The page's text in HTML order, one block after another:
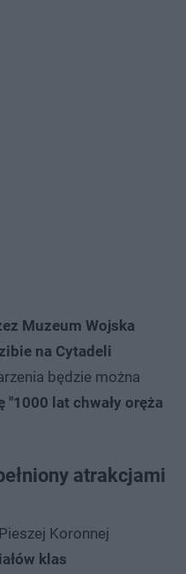
Muzeum Wojska
na Cytadeli
będzie można
lat chwały oręża
atrakcjami
Koronnej
klas